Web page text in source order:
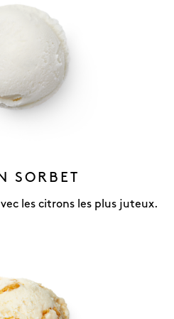
SORBET
les citrons les plus juteux.